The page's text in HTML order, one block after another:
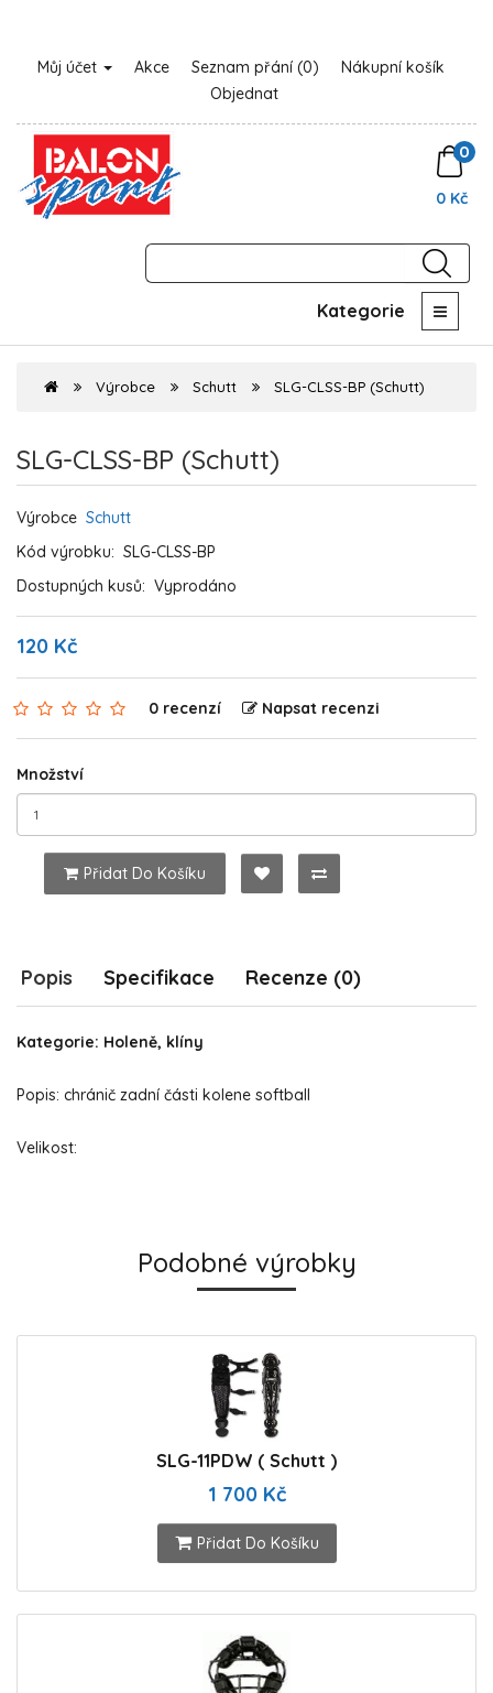
Můj účet Akce Seznam přání (0)
Nákupní košík
Objednat
0
0 Kč
Kategorie
Výrobce Schutt SLG-CLSS-BP (Schutt)
SLG-CLSS-BP (Schutt)
Výrobce Schutt
Kód výrobku: SLG-CLSS-BP
Dostupných kusů: Vyprodáno
120 Kč
0 recenzí Napsat recenzi
Množství
Přidat Do Košíku
Popis Specifikace Recenze (0)
Kategorie: Holeně, klíny
Popis: chránič zadní části kolene softball
Velikost:
Podobné výrobky
SLG-11PDW ( Schutt )
1 700 Kč
Přidat Do Košíku